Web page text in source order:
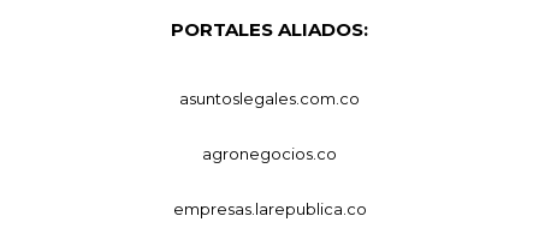
PORTALES ALIADOS:
asuntoslegales.com.co
agronegocios.co
empresas.larepublica.co